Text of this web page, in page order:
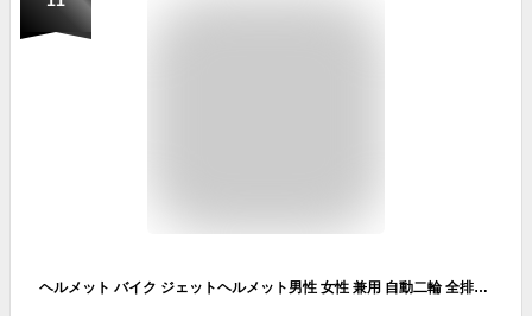
ヘルメット バイク ジェットヘルメット男性 女性 兼用 自動二輪 全排気量 57~60cm未満 SG規格 PSC規格 ツーリング クマ対策 おしゃれ かわいい かっこいい アメリカン ストリート ISN505 FS505 石野商会 ISHINO SHOKAI